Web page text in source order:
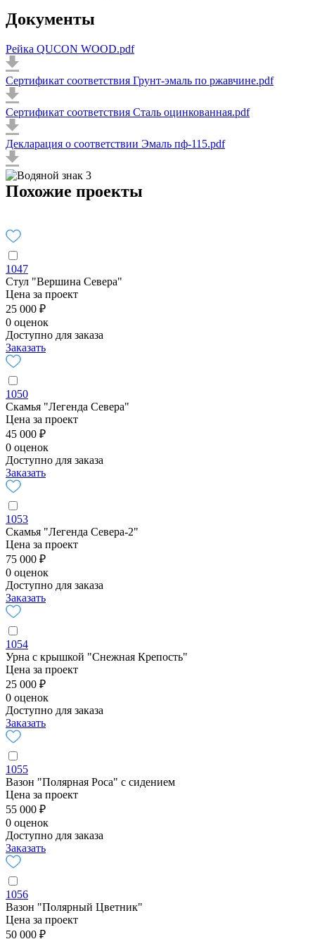
Документы
Рейка QUCON WOOD.pdf
Сертификат соответствия Грунт-эмаль по ржавчине.pdf
Сертификат соответствия Сталь оцинкованная.pdf
Декларация о соответствии Эмаль пф-115.pdf
Похожие проекты
1047
Стул "Вершина Севера"
Цена за проект
25 000 ₽
0 оценок
Доступно для заказа
Заказать
1050
Скамья "Легенда Севера"
Цена за проект
45 000 ₽
0 оценок
Доступно для заказа
Заказать
1053
Скамья "Легенда Севера-2"
Цена за проект
75 000 ₽
0 оценок
Доступно для заказа
Заказать
1054
Урна с крышкой "Снежная Крепость"
Цена за проект
25 000 ₽
0 оценок
Доступно для заказа
Заказать
1055
Вазон "Полярная Роса" с сидением
Цена за проект
55 000 ₽
0 оценок
Доступно для заказа
Заказать
1056
Вазон "Полярный Цветник"
Цена за проект
50 000 ₽